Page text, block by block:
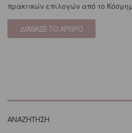
πρακτικών επιλογών από το
ΔΙΑΒΑΣΕ ΤΟ ΑΡΘΡΟ
ΑΝΑΖΗΤΗΣΗ